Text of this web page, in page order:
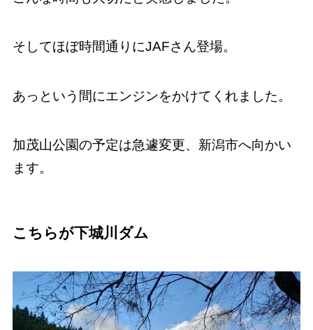
そしてほぼ時間通りにJAFさん登場。
あっという間にエンジンをかけてくれました。
加茂山公園の予定は急遽変更、新潟市へ向かい
ます。
こちらが下城川ダム